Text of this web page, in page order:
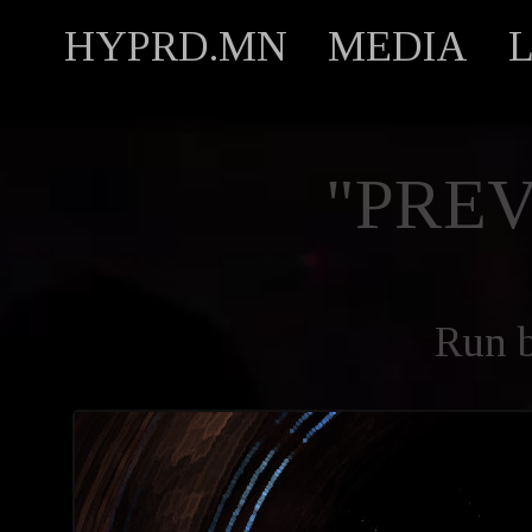
HYPRD.MN MEDIA
Run